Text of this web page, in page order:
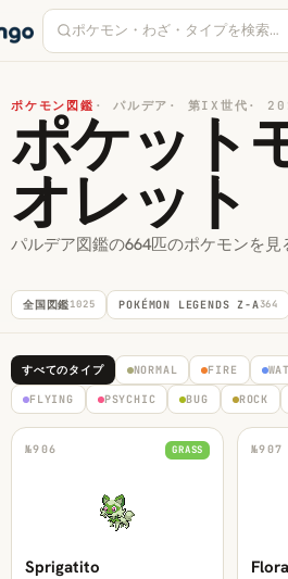
ポケモン図鑑 ·パルデア · 第IX世代 ·
ポケット
オレット
パルデア図鑑の664匹のポケモンを見
全国図鑑1025 POKÉMON LEGENDS Z-A364
すべてのタイプ NORMAL FIRE
FLYING PSYCHIC BUG ROCK
№906 GRASS
Sprigatito
№907